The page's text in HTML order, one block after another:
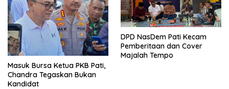
Masuk Bursa Ketua PKB Pati,
Chandra Tegaskan Bukan
Kandidat
DPD NasDem Pati Kecam
Pemberitaan dan Cover
Majalah Tempo